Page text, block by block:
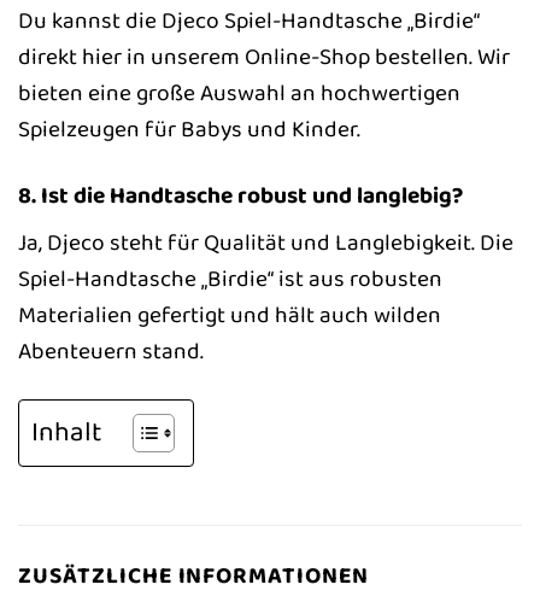
Du kannst die Djeco Spiel-Handtasche „Birdie“
direkt hier in unserem Online-Shop bestellen. Wir
bieten eine große Auswahl an hochwertigen
Spielzeugen für Babys und Kinder.
8. Ist die Handtasche robust und langlebig?
Ja, Djeco steht für Qualität und Langlebigkeit. Die
Spiel-Handtasche „Birdie“ ist aus robusten
Materialien gefertigt und hält auch wilden
Abenteuern stand.
Inhalt
ZUSÄTZLICHE INFORMATIONEN